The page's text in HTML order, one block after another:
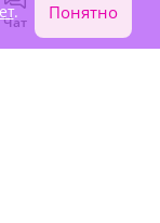
Чат Войти
. Понятно